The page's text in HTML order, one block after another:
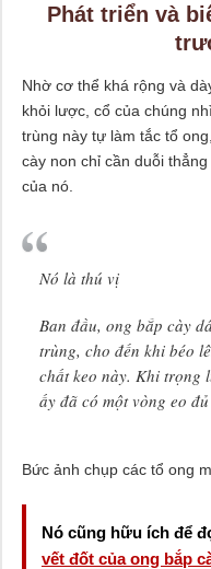
Phát triển và
Nhờ cơ thể khá rộng và
khỏi lược, cổ của chúng
trùng này tự làm tắc tổ
cày non chỉ cần duỗi
của nó.
Nó là thú vị
Ban đầu, ong bắp cày
trùng, cho đến khi béo
chất keo này. Khi trọng
ấy đã có một vòng eo
Bức ảnh chụp các tổ ong
Nó cũng hữu ích để
vết đốt của ong bắp